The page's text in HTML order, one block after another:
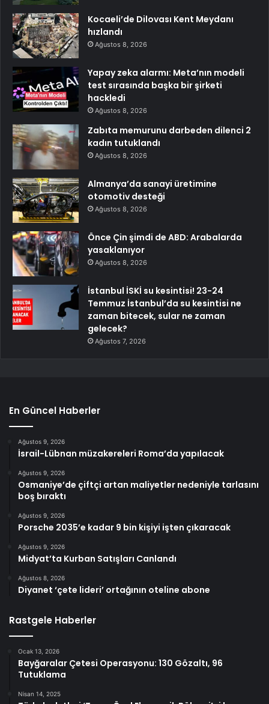
Kocaeli’de Dilovası Kent Meydanı
hızlandı
Ağustos 8, 2026
Yapay zeka alarmı: Meta’nın modeli
test sırasında başka bir şirketi
hackledi
Ağustos 8, 2026
Zabıta memurunu darbeden dilenci 2
kadın tutuklandı
Ağustos 8, 2026
Almanya’da sanayi üretimine
otomotiv desteği
Ağustos 8, 2026
Önce Çin şimdi de ABD: Arabalarda
yasaklanıyor
Ağustos 8, 2026
İstanbul İSKİ su kesintisi! 23-24
Temmuz İstanbul’da su kesintisi ne
zaman bitecek, sular ne zaman
gelecek?
Ağustos 7, 2026
En Güncel Haberler
Ağustos 9, 2026
İsrail-Lübnan müzakereleri Roma’da yapılacak
Ağustos 9, 2026
Osmaniye’de çiftçi artan maliyetler nedeniyle tarlasını
boş bıraktı
Ağustos 9, 2026
Porsche 2035’e kadar 9 bin kişiyi işten çıkaracak
Ağustos 9, 2026
Midyat’ta Kurban Satışları Canlandı
Ağustos 8, 2026
Diyanet ‘çete lideri’ ortağının oteline abone
Rastgele Haberler
Ocak 13, 2026
Bayğaralar Çetesi Operasyonu: 130 Gözaltı, 96
Tutuklama
Nisan 14, 2025